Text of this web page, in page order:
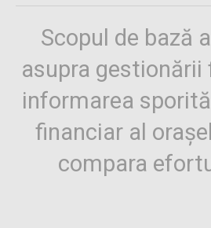
Scopul de bază
asupra gestionării
informarea
financiar al
compara